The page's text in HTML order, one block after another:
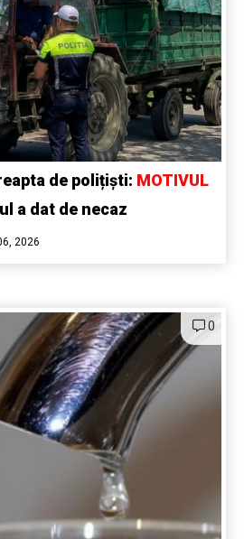
de polițiști: MOTIVUL
a dat de necaz
2026
0